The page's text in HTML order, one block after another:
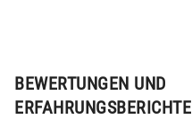
BEWERTUNGEN UND
ERFAHRUNGSBERICHTE